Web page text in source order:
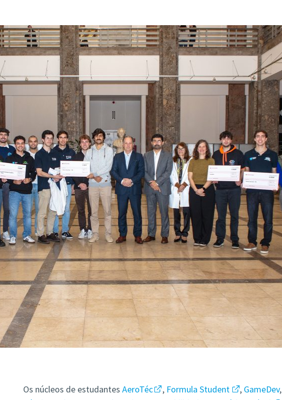
Avançada
Os núcleos de estudantes AeroTéc , Formula Student , GameDev,